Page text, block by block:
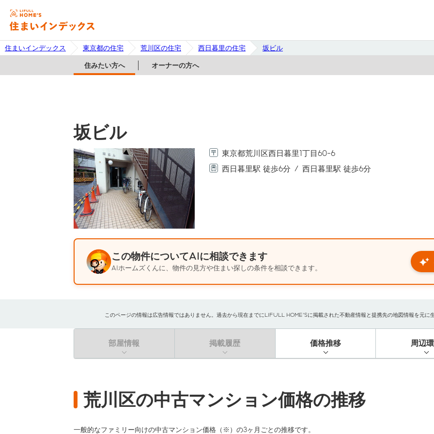
住まいインデックス 東京都の住宅 荒川区の住宅 西日暮里の住宅 坂ビル
住みたい方へ オーナーの方へ
坂ビル
東京都荒川区西日暮里1丁目60-6
西日暮里駅 徒歩6分
西日暮里駅 徒歩6分
この物件についてAIに相談できます
AIホームズくんに、物件の見方や住まい探しの条件を相談できます。
このページの情報は広告情報ではありません。過去から現在までにLIFULL HOME'Sに掲載された不動産情報と提携先の地図情報を元
部屋情報 掲載履歴 価格推移 周辺
荒川区の中古マンション価格の推移
一般的なファミリー向けの中古マンション価格（※）の3ヶ月ごとの推移です。